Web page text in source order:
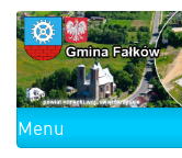
Menu